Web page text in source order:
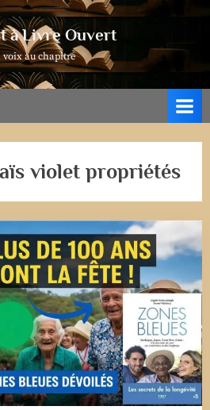
à Livre Ouvert
voix au chapitre
violet propriétés